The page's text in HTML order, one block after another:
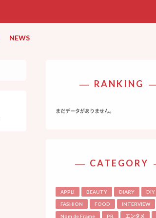
NEWS
RANKING
まだデータがありません。
CATEGORY
APPLI BEAUTY DIARY DIY
FASHION FOOD INTERVIEW
Nom de Frame PR エンタメ